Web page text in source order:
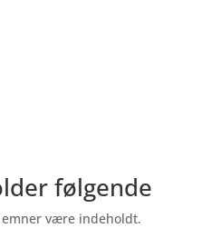
følgende
være indeholdt.